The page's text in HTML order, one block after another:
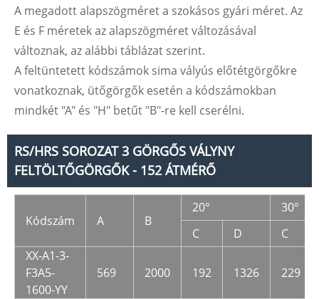
A megadott alapszögméret a szokásos gyári méret. Az
E és F méretek az alapszögméret változásával
változnak, az alábbi táblázat szerint.
A feltüntetett kódszámok sima vályús előtétgörgőkre
vonatkoznak, ütőgörgők esetén a kódszámokban
mindkét "A" és "H" betűt "B"-re kell cserélni.
RS/HRS SOROZAT 3 GÖRGŐS VÁLYNY
FELTÖLTŐGÖRGŐK - 152 ÁTMÉRŐ
Kódszám A B
20°
30°
C
D
C
XX-A1-3-
F3A5-
1600-YY
569 2000 192 1326 229